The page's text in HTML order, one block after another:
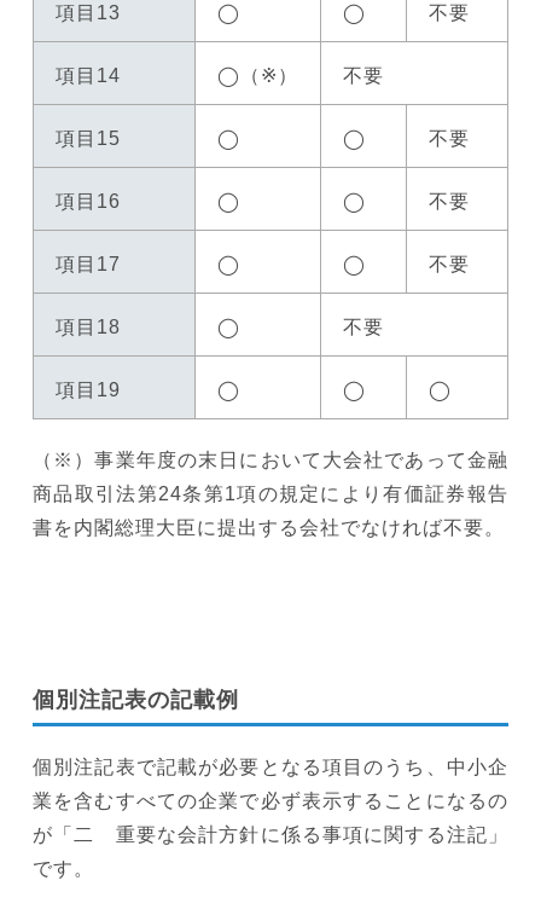
項目13 ◯ ◯ 不要
項目14 ◯（※） 不要
項目15 ◯ ◯ 不要
項目16 ◯ ◯ 不要
項目17 ◯ ◯ 不要
項目18 ◯ 不要
項目19 ◯ ◯ ◯
（※）事業年度の末日において大会社であって金融
商品取引法第24条第1項の規定により有価証券報告
書を内閣総理大臣に提出する会社でなければ不要。
個別注記表の記載例
個別注記表で記載が必要となる項目のうち、中小企
業を含むすべての企業で必ず表示することになるの
が「二 重要な会計方針に係る事項に関する注記」
です。